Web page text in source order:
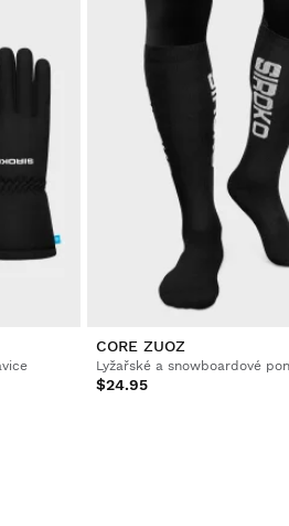
CORE ZUOZ
Lyžařské a snowboardové
$24.95